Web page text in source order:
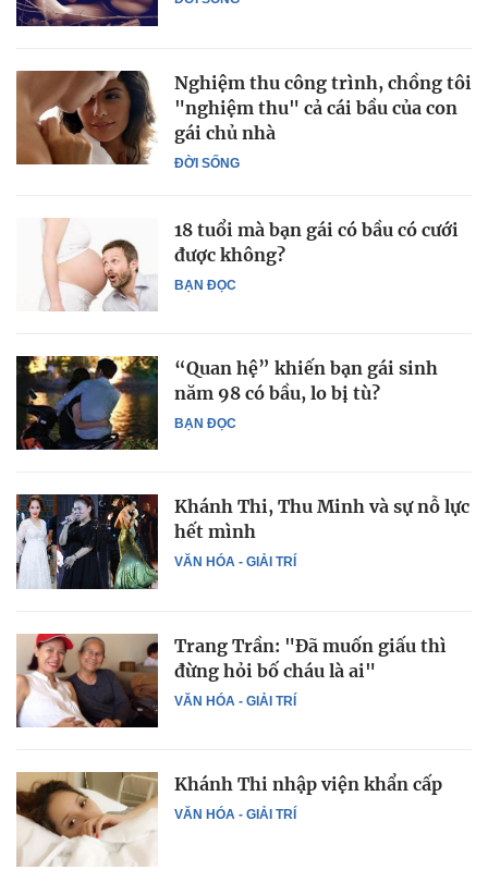
ĐỜI SỐNG
Nghiệm thu công trình, chồng tôi
"nghiệm thu" cả cái bầu của con
gái chủ nhà
BẠN ĐỌC
18 tuổi mà bạn gái có bầu có cưới
được không?
BẠN ĐỌC
“Quan hệ” khiến bạn gái sinh
năm 98 có bầu, lo bị tù?
VĂN HÓA - GIẢI TRÍ
Khánh Thi, Thu Minh và sự nỗ lực
hết mình
VĂN HÓA - GIẢI TRÍ
Trang Trần: "Đã muốn giấu thì
đừng hỏi bố cháu là ai"
VĂN HÓA - GIẢI TRÍ
Khánh Thi nhập viện khẩn cấp